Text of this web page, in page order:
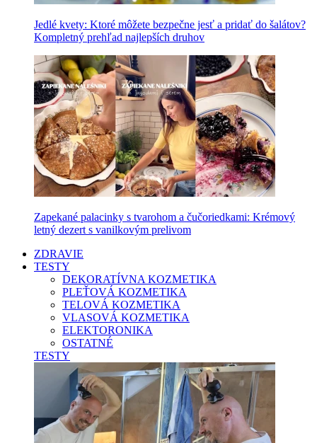
Jedlé kvety: Ktoré môžete bezpečne jesť a pridať do šalátov?
Kompletný prehľad najlepších druhov
Zapekané palacinky s tvarohom a čučoriedkami: Krémový
letný dezert s vanilkovým prelivom
ZDRAVIE
TESTY
DEKORATÍVNA KOZMETIKA
PLEŤOVÁ KOZMETIKA
TELOVÁ KOZMETIKA
VLASOVÁ KOZMETIKA
ELEKTORONIKA
OSTATNÉ
TESTY